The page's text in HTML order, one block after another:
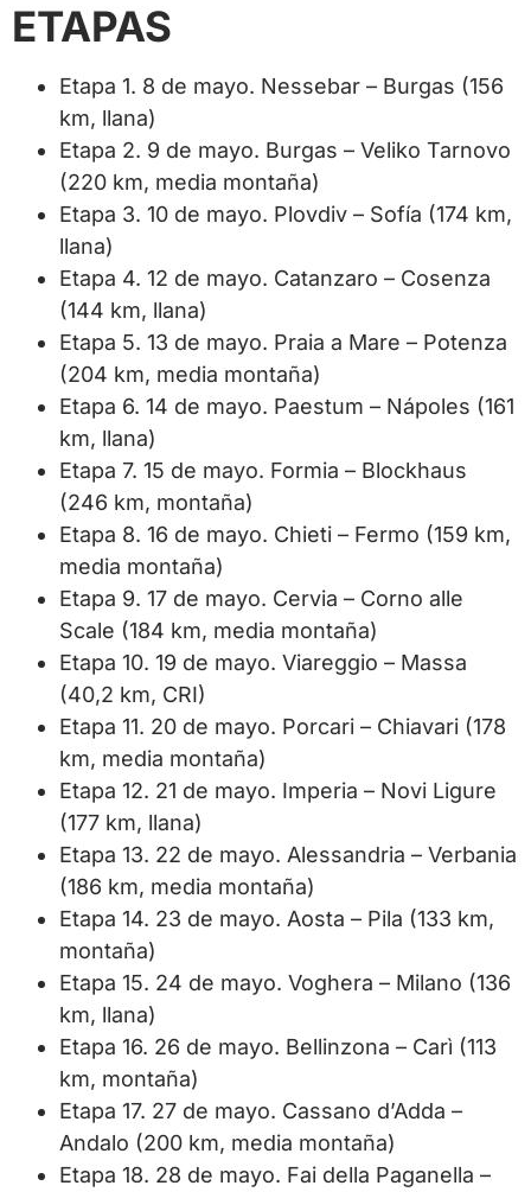
ETAPAS
Etapa 1. 8 de mayo. Nessebar – Burgas (156
km, llana)
Etapa 2. 9 de mayo. Burgas – Veliko Tarnovo
(220 km, media montaña)
Etapa 3. 10 de mayo. Plovdiv – Sofía (174 km,
llana)
Etapa 4. 12 de mayo. Catanzaro – Cosenza
(144 km, llana)
Etapa 5. 13 de mayo. Praia a Mare – Potenza
(204 km, media montaña)
Etapa 6. 14 de mayo. Paestum – Nápoles (161
km, llana)
Etapa 7. 15 de mayo. Formia – Blockhaus
(246 km, montaña)
Etapa 8. 16 de mayo. Chieti – Fermo (159 km,
media montaña)
Etapa 9. 17 de mayo. Cervia – Corno alle
Scale (184 km, media montaña)
Etapa 10. 19 de mayo. Viareggio – Massa
(40,2 km, CRI)
Etapa 11. 20 de mayo. Porcari – Chiavari (178
km, media montaña)
Etapa 12. 21 de mayo. Imperia – Novi Ligure
(177 km, llana)
Etapa 13. 22 de mayo. Alessandria – Verbania
(186 km, media montaña)
Etapa 14. 23 de mayo. Aosta – Pila (133 km,
montaña)
Etapa 15. 24 de mayo. Voghera – Milano (136
km, llana)
Etapa 16. 26 de mayo. Bellinzona – Carì (113
km, montaña)
Etapa 17. 27 de mayo. Cassano d’Adda –
Andalo (200 km, media montaña)
Etapa 18. 28 de mayo. Fai della Paganella –